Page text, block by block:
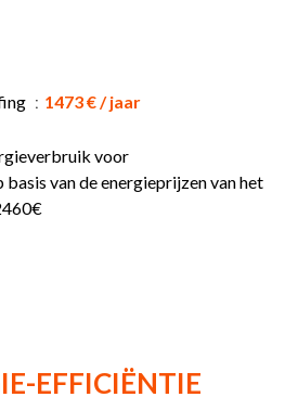
1473 € / jaar
voor
van de energieprijzen van het
EFFICIËNTIE